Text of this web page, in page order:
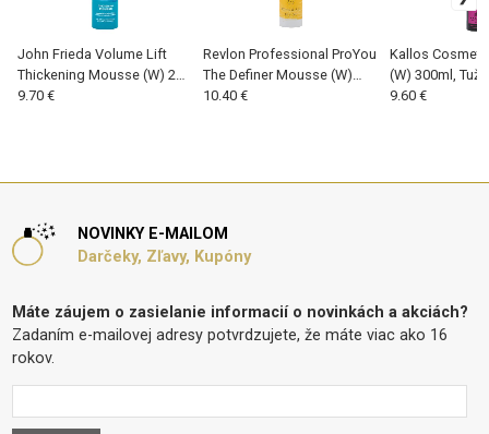
John Frieda Volume Lift
Thickening Mousse (W) 200
ml, Tužidlo na vlasy
9.70 €
Revlon Professional ProYou
The Definer Mousse (W)
400 ml, Tužidlo na vlasy
10.40 €
Kallos
(W) 300ml,
9.60 €
NOVINKY E-MAILOM
Darčeky, Zľavy, Kupóny
Máte záujem o zasielanie informacií o novinkách a akciách?
Zadaním e-mailovej adresy potvrdzujete, že máte viac ako 16
rokov.